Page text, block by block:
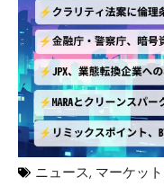
ニュース, マーケッ